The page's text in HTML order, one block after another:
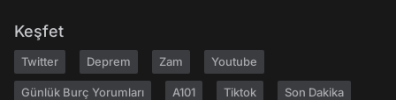
Keşfet
Twitter Deprem Zam Youtube
Günlük Burç Yorumları A101 Tiktok Son Dakika